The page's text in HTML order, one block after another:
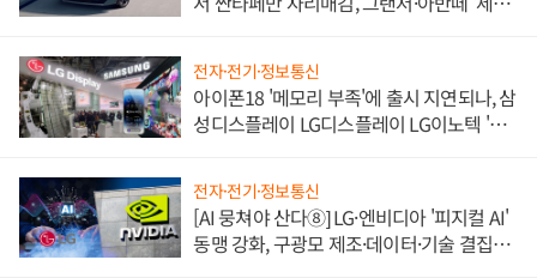
전자·전기·정보통신
아이폰18 '메모리 부족'에 출시 지연되나, 삼
성디스플레이 LG디스플레이 LG이노텍 '탈
전자·전기·정보통신
[AI 뭉쳐야 산다⑧] LG·엔비디아 '피지컬 AI'
동맹 강화, 구광모 제조·데이터·기술 결집